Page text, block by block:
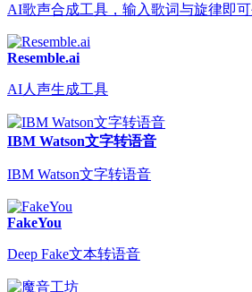
AI歌声合成工具，输入歌词与旋律即
Resemble.ai
AI人声生成工具
IBM Watson文字转语音
IBM Watson文字转语音
FakeYou
Deep Fake文本转语音